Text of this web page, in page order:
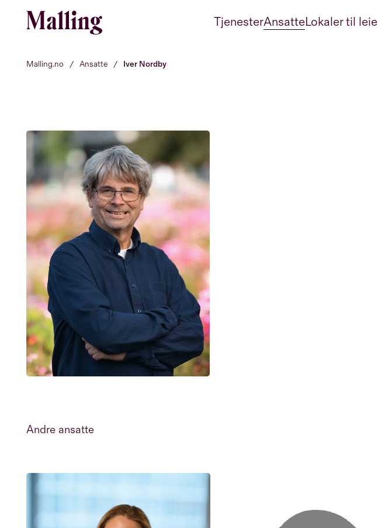
Hopp til innhold TjenesterAnsatteLokaler til leie
Malling.no / Ansatte / Iver Nordby
Andre ansatte